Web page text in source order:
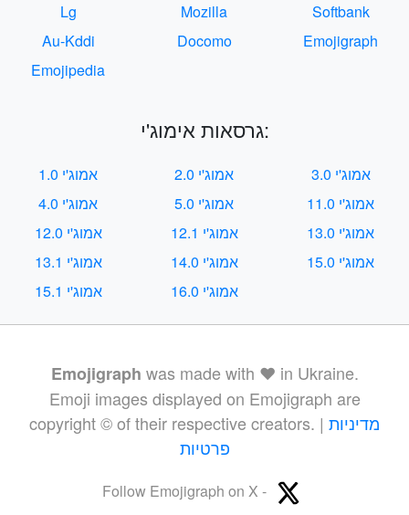
Lg
Mozilla
Softbank
Au-Kddi
Docomo
Emojigraph
Emojipedia
גרסאות אימוג'י:
אמוג'י 1.0 אמוג'י 2.0
אמוג'י 3.0
אמוג'י 4.0
אמוג'י 5.0
אמוג'י 11.0
אמוג'י 12.0
אמוג'י 12.1
אמוג'י 13.0
אמוג'י 13.1
אמוג'י 14.0
אמוג'י 15.0
אמוג'י 15.1
אמוג'י 16.0
Emojigraph was made with ❤️ in Ukraine.
Emoji images displayed on Emojigraph are
copyright © of their respective creators. | מדיניות
פרטיות
Follow Emojigraph on X -